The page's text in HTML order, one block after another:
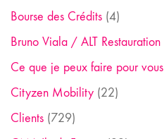
Bourse des Crédits (4)
Bruno Viala / ALT Restauration
Ce que je peux faire pour vous
Cityzen Mobility (22)
Clients (729)